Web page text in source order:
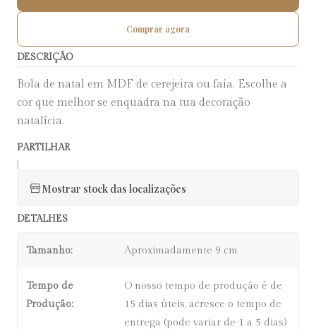
Comprar agora
DESCRIÇÃO
Bola de natal em MDF de cerejeira ou faia. Escolhe a
cor que melhor se enquadra na tua decoração
natalícia.
PARTILHAR
Mostrar stock das localizações
DETALHES
Tamanho: Aproximadamente 9 cm
Tempo de
Produção:
O nosso tempo de produção é de
15 dias úteis, acresce o tempo de
entrega (pode variar de 1 a 5 dias)